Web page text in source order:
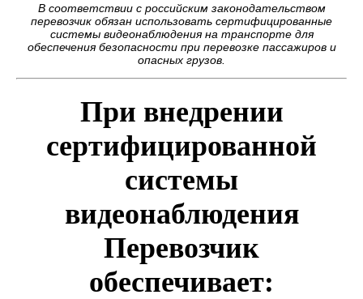
В соответствии с российским законодательством
перевозчик обязан использовать сертифицированные
системы видеонаблюдения на транспорте для
обеспечения безопасности при перевозке пассажиров и
опасных грузов.
При внедрении
сертифицированной
системы
видеонаблюдения
Перевозчик
обеспечивает: